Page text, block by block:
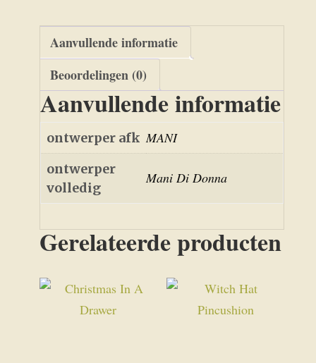
Aanvullende informatie
Beoordelingen (0)
Aanvullende informatie
ontwerper afk MANI
ontwerper
volledig
Mani Di Donna
Gerelateerde producten